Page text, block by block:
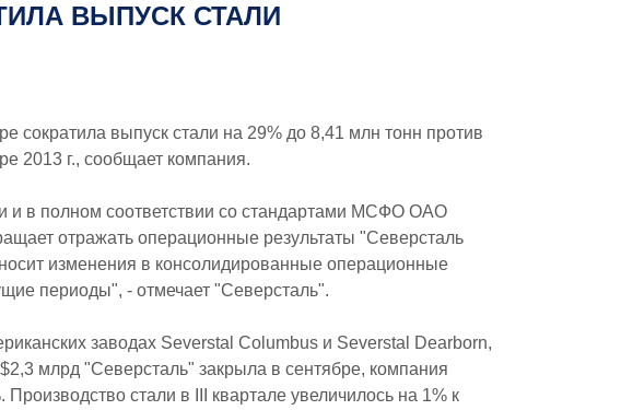
ВЫПУСК СТАЛИ
сократила выпуск стали на 29% до 8,41 млн тонн против
2013 г., сообщает компания.
и в полном соответствии со стандартами МСФО ОАО
отражать операционные результаты "Северсталь
изменения в консолидированные операционные
периоды", - отмечает "Северсталь".
заводах Severstal Columbus и Severstal Dearborn,
млрд "Северсталь" закрыла в сентябре, компания
стали в III квартале увеличилось на 1% к